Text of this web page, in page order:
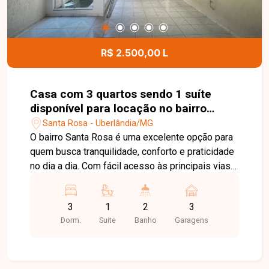
convivência. Como diferencial, o apartamento
também pode ser alugado sem mobília e
eletrodomésticos, com valor a negociar. Esta é
uma excelente oportunidade para quem busca um
apartamento completo, moderno e com
Jardim Sul. Agende uma visita e venha conhecer
todos os detalhes deste imóvel.
R$ 2.500,00 L
Casa com 3 quartos sendo 1 suíte
disponível para locação no bairro
Santa Rosa em Uberlândia-MG
Santa Rosa - Uberlândia/MG
O bairro Santa Rosa é uma excelente opção para
quem busca tranquilidade, conforto e praticidade
no dia a dia. Com fácil acesso às principais vias
de comércios, supermercados, escolas e
serviços, proporcionando mais qualidade de vida
para toda a família. Sala ampla em 2 ambientes
3
Dorm.
1
Suite
2
Banho
3
Garagens